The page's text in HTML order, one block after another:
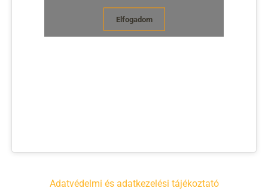
Elfogadom
Adatvédelmi és adatkezelési tájékoztató